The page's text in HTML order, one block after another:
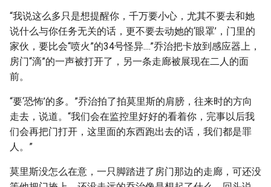
“我说这么多只是想提醒你，千万要小心，尤其不要去和她
说什么与你任务无关的话，更不要去动她的‘眼罩’，门里的
家伙，要比会“喷火”的34号怪异....”乔治把卡放到感应器上，
房门“滴”的一声被打开了，另一条走廊被展现在二人的面
前。
“要‘恐怖’的多。”乔治拍了拍莫里斯的肩膀，往来时的方向
走去，说道。“我们会在监控里好好的看着你，完事以后我
们会再把门打开，这里面的东西跑出去的话，我们都是罪
人。”
莫里斯没怎么在意，一只脚踏进了房门那边的走廊，可还没